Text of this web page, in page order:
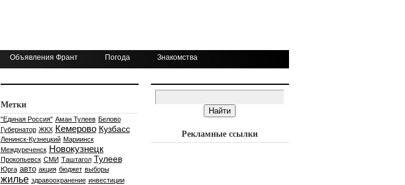
Объявления Франт Погода Знакомства
Метки
"Единая Россия" Аман Тулеев Белово
Губернатор ЖКХ Кемерово Кузбасс
Ленинск-Кузнецкий Мариинск
Междуреченск Новокузнецк
Прокопьевск СМИ Таштагол Тулеев
Юрга авто акция бюджет выборы
жилье здравоохранение инвестиции
Рекламные ссылки